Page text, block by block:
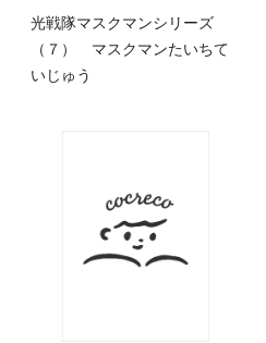
光戦隊マスクマンシリーズ
（７） マスクマンたいちて
いじゅう